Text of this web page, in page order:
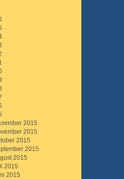
2015
2015
2015
2015
2015
2015
2015